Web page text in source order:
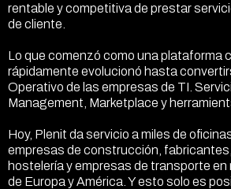
rentable y competitiva de prestar
de cliente.
Lo que comenzó como una plataforma
rápidamente evolucionó hasta
Operativo de las empresas de TI.
Management, Marketplace y
Hoy, Plenit da servicio a miles de
empresas de construcción,
hostelería y empresas de transporte en
de Europa y América. Y esto solo es